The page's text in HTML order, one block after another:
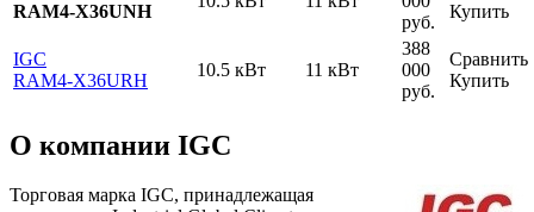
RAM4-X36UNH
руб.
Купить
IGC
RAM4-X36URH
10.5 кВт 11 кВт
388
000
руб.
Сравнить
Купить
О компании IGC
Торговая марка IGC, принадлежащая